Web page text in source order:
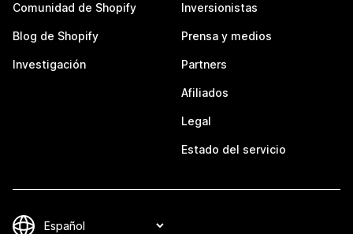
Comunidad de Shopify
Blog de Shopify
Investigación
Inversionistas
Prensa y medios
Partners
Afiliados
Legal
Estado del servicio